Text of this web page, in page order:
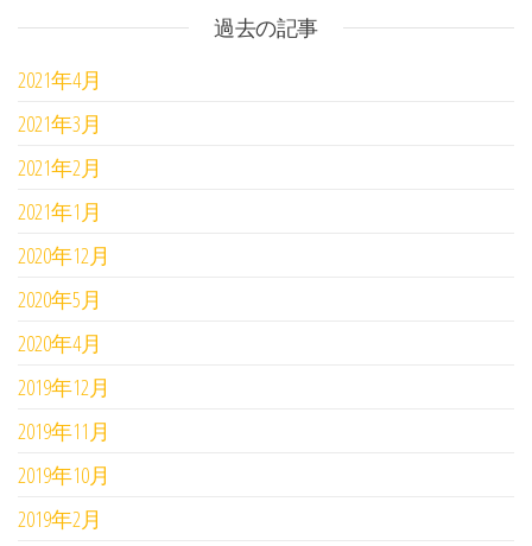
過去の記事
2021年4月
2021年3月
2021年2月
2021年1月
2020年12月
2020年5月
2020年4月
2019年12月
2019年11月
2019年10月
2019年2月